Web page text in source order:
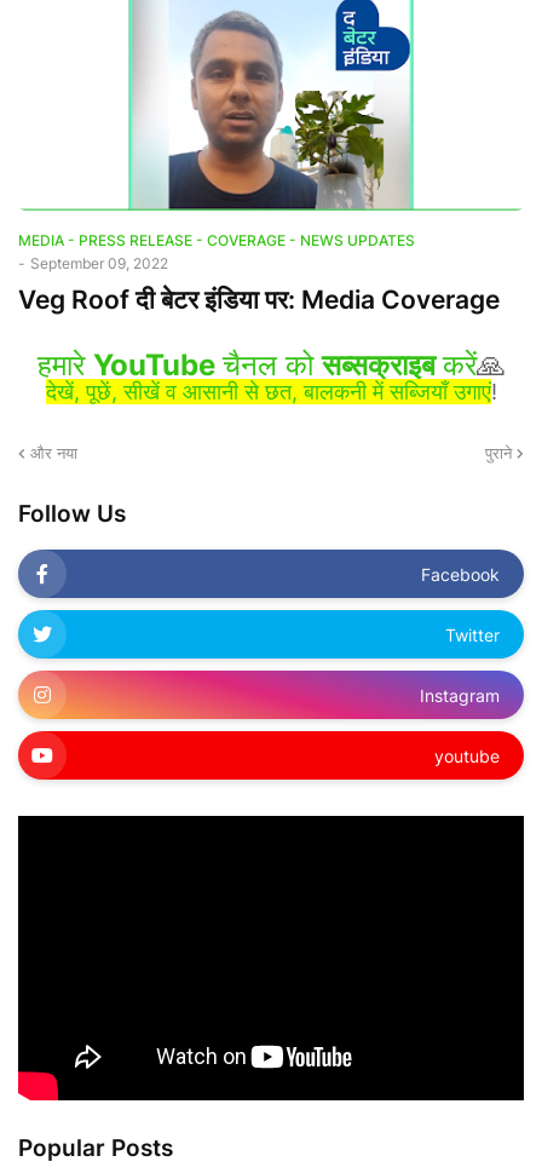
MEDIA - PRESS RELEASE - COVERAGE - NEWS UPDATES
- September 09, 2022
Veg Roof दी बेटर इंडिया पर: Media Coverage
हमारे YouTubeचैनल कोसब्सक्राइबकरें🙏
देखें, पूछें, सीखें व आसानी से छत, बालकनी में सब्जियाँ उगाएं!
और नया पुराने
Follow Us
Facebook
Twitter
Instagram
youtube
Popular Posts